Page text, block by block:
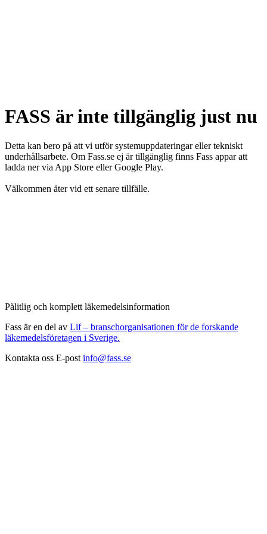
FASS är inte tillgänglig just nu
Detta kan bero på att vi utför systemuppdateringar eller tekniskt
underhållsarbete. Om Fass.se ej är tillgänglig finns Fass appar att
ladda ner via App Store eller Google Play.
Välkommen åter vid ett senare tillfälle.
Pålitlig och komplett läkemedelsinformation
Fass är en del av Lif – branschorganisationen för de forskande
läkemedelsföretagen i Sverige.
Kontakta oss E-post info@fass.se